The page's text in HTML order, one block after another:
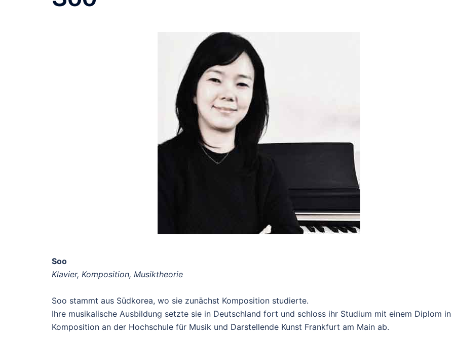
Soo
Klavier, Komposition, Musiktheorie
Soo stammt aus Südkorea, wo sie zunächst Komposition studierte.
Ihre musikalische Ausbildung setzte sie in Deutschland fort und schloss ihr Studium mit einem Diplom in
Komposition an der Hochschule für Musik und Darstellende Kunst Frankfurt am Main ab.